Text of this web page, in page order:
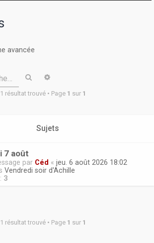
avancée
Rechercher
1 résultat trouvé • Page 1 sur 1
Sujets
7 août
par Céd « jeu. 6 août 2026 18:02
Vendredi soir d'Achille
3
1 résultat trouvé • Page 1 sur 1